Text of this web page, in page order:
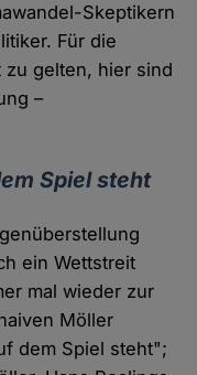
Skeptikern
Für die
zu gelten, hier sind
–
Spiel steht
ein Wettstreit
mal wieder zur
Möller
dem Spiel steht";